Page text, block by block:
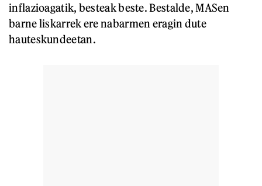
inflazioagatik, besteak beste. Bestalde, MASen
barne liskarrek ere nabarmen eragin dute
hauteskundeetan.